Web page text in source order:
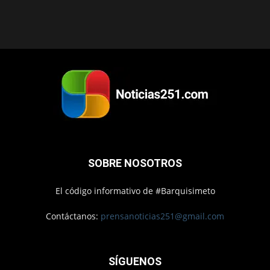
SOBRE NOSOTROS
El código informativo de #Barquisimeto
Contáctanos: prensanoticias251@gmail.com
SÍGUENOS